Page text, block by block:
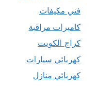
فني مكيفات
كاميرات مراقبة
كراج الكويت
كهربائي سيارات
كهربائي منازل